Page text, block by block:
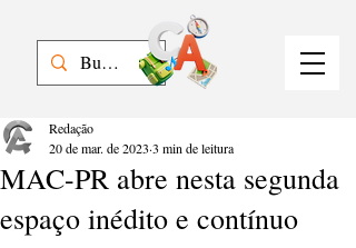
MAC-PR abre nesta segunda
espaço inédito e contínuo
Redação
20 de mar. de 2023 3 min de leitura